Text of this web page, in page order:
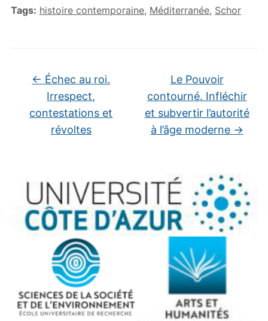
Tags: histoire contemporaine, Méditerranée, Schor
← Échec au roi.
Irrespect,
contestations et
révoltes
Le Pouvoir
contourné. Infléchir
et subvertir l’autorité
à l’âge moderne →